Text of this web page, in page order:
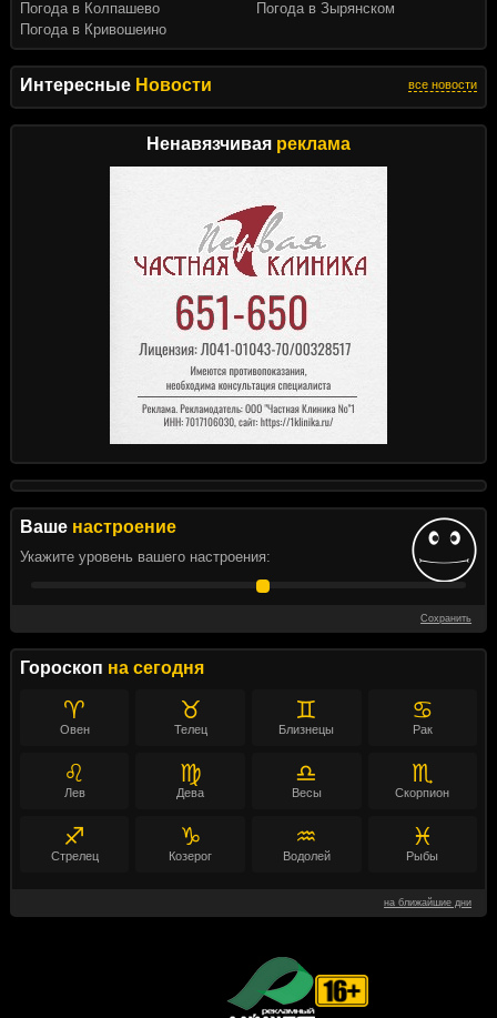
Интересные Новости все новости
Ненавязчивая реклама
Ваше настроение
Укажите уровень вашего настроения:
Сохранить
Гороскоп на сегодня
♈
Овен
♉
Телец
♊
Близнецы
♋
Рак
♌
Лев
♍
Дева
♎
Весы
♏
Скорпион
♐
Стрелец
♑
Козерог
♒
Водолей
♓
Рыбы
на ближайшие дни
Погода в Колпашево
Погода в Кривошеино
Погода в Зырянском